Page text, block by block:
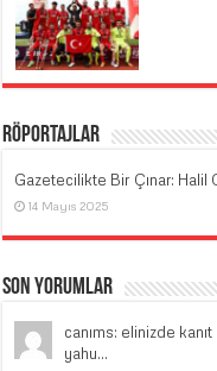
Röportajlar
Gazetecilikte Bir Çınar: Halil
14 Mayıs 2025
Son Yorumlar
canıms: elinizde
yahu...